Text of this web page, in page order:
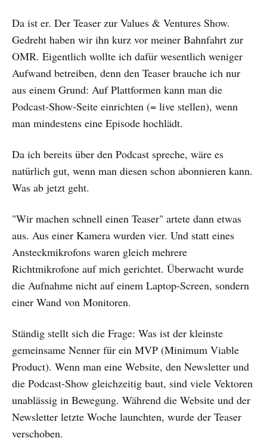
Da ist er. Der Teaser zur Values & Ventures Show.
Gedreht haben wir ihn kurz vor meiner Bahnfahrt zur
OMR. Eigentlich wollte ich dafür wesentlich weniger
Aufwand betreiben, denn den Teaser brauche ich nur
aus einem Grund: Auf Plattformen kann man die
Podcast-Show-Seite einrichten (= live stellen), wenn
man mindestens eine Episode hochlädt.
Da ich bereits über den Podcast spreche, wäre es
natürlich gut, wenn man diesen schon abonnieren kann.
Was ab jetzt geht.
"Wir machen schnell einen Teaser" artete dann etwas
aus. Aus einer Kamera wurden vier. Und statt eines
Ansteckmikrofons waren gleich mehrere
Richtmikrofone auf mich gerichtet. Überwacht wurde
die Aufnahme nicht auf einem Laptop-Screen, sondern
einer Wand von Monitoren.
Ständig stellt sich die Frage: Was ist der kleinste
gemeinsame Nenner für ein MVP (Minimum Viable
Product). Wenn man eine Website, den Newsletter und
die Podcast-Show gleichzeitig baut, sind viele Vektoren
unablässig in Bewegung. Während die Website und der
Newsletter letzte Woche launchten, wurde der Teaser
verschoben.